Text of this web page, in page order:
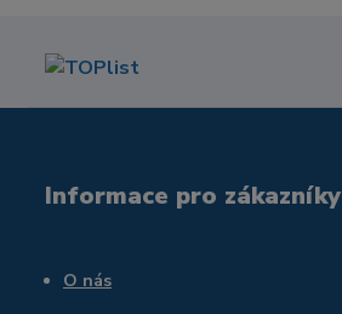
Informace pro zákazníky
O nás